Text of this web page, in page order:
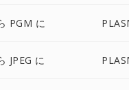
PGM に
JPEG に